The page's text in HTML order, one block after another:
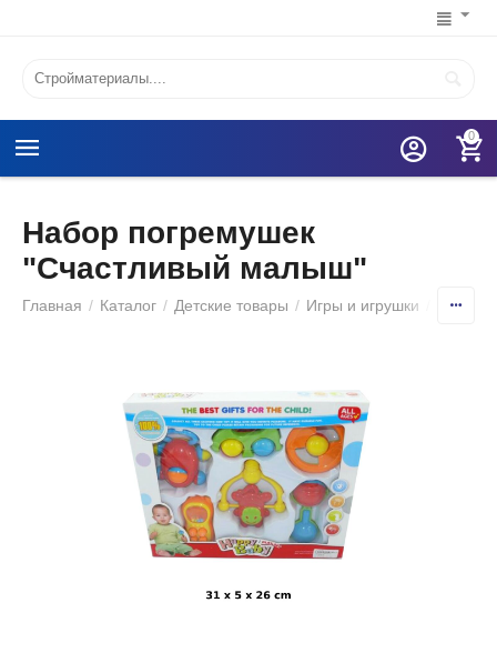
0
Набор погремушек
"Счастливый малыш"
Главная / Каталог / Детские товары / Игры и игрушки